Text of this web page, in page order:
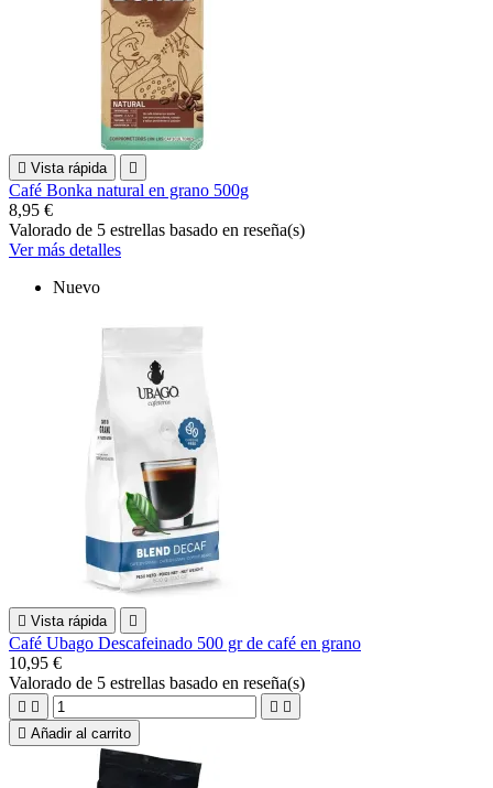
 Vista rápida 
Café Bonka natural en grano 500g
8,95 €
Valorado de 5 estrellas basado en reseña(s)
Ver más detalles
Nuevo
 Vista rápida 
Café Ubago Descafeinado 500 gr de café en grano
10,95 €
Valorado de 5 estrellas basado en reseña(s)
   
 Añadir al carrito